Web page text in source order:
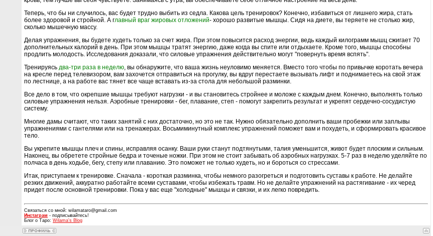
Теперь, что бы ни случилось, вас будет трудно выбить из седла. Какова цель тренировок? Конечно, избавиться от лишнего жира, стать
более здоровой и стройной. А главный враг жировых отложений- хорошо развитые мышцы. Сидя на диете, вы теряете не столько жир,
сколько мышечную массу.
Делая упражнения, вы будете худеть только за счет жира. При этом повысится расход энергии, ведь каждый килограмм мышц сжигает 70
дополнительных калорий в день. При этом мышцы тратят энергию, даже когда вы спите или отдыхаете. Кроме того, мышцы способны
продлить молодость. Исследования доказали, что силовые упражнения действительно могут "повернуть время вспять".
Тренируясь два-три раза в неделю, вы обнаружите, что ваша жизнь неуловимо меняется. Вместо того чтобы по привычке коротать вечера
на кресле перед телевизором, вам захочется отправиться на прогулку, вы вдруг перестаете вызывать лифт и поднимаетесь на свой этаж
по лестнице, а на работе вас тянет все чаще вставать из-за стола для небольшой разминки.
Все дело в том, что окрепшие мышцы требуют нагрузки - и вы становитесь стройнее и моложе с каждым днем. Конечно, выполнять только
силовые упражнения нельзя. Аэробные тренировки - бег, плавание, степ - помогут закрепить результат и укрепят сердечно-сосудистую
систему.
Многие дамы считают, что таких занятий с них достаточно, но это не так. Нужно обязательно дополнить ваши пробежки или заплывы
упражнениями с гантелями или на тренажерах. Восьмиминутный комплекс упражнений поможет вам и похудеть, и сформировать красивое
тело.
Вы укрепите мышцы плеч и спины, исправляя осанку. Ваши руки станут подтянутыми, талия уменьшится, живот будет плоским и сильным.
Наконец, вы обретете стройные бедра и точеные ножки. При этом не стоит забывать об аэробных нагрузках. 5-7 раз в неделю уделяйте по
полчаса в день ходьбе, бегу, степу или плаванию. Это поможет не только худеть, но и бороться со стрессами.
Итак, приступаем к тренировке. Сначала - короткая разминка, чтобы немного разогреться и подготовить суставы к работе. Не делайте
резких движений, аккуратно работайте всеми суставами, чтобы избежать травм. Но не делайте упражнений на растягивание - их черед
придет после основной тренировки. Пока у вас еще "холодные" мышцы и связки, и их легко повредить.
Связаться со мной: wilamataro@gmail.com
Инстаграм - подписывайтесь!
Блог о Таро: Wilama's Blog